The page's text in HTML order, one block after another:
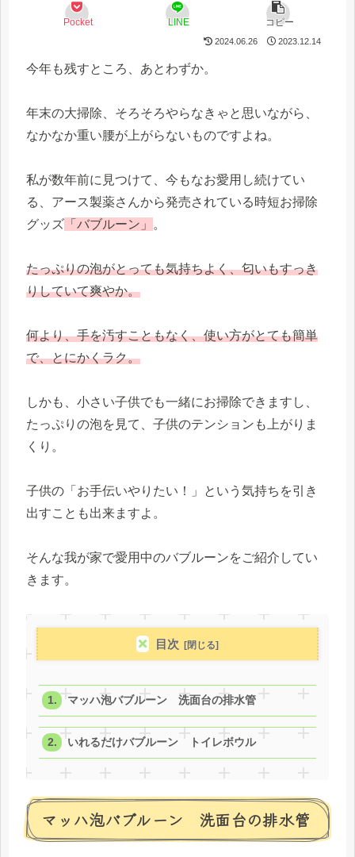
Pocket LINE コピー
2024.06.26 2023.12.14
今年も残すところ、あとわずか。
年末の大掃除、そろそろやらなきゃと思いながら、
なかなか重い腰が上がらないものですよね。
私が数年前に見つけて、今もなお愛用し続けてい
る、アース製薬さんから発売されている時短お掃除
グッズ 「バブルーン」 。
たっぷりの泡がとっても気持ちよく、匂いもすっき
りしていて爽やか。
何より、手を汚すこともなく、使い方がとても簡単
で、とにかくラク。
しかも、小さい子供でも一緒にお掃除できますし、
たっぷりの泡を見て、子供のテンションも上がりま
くり。
子供の「お手伝いやりたい！」という気持ちを引き
出すことも出来ますよ。
そんな我が家で愛用中のバブルーンをご紹介してい
きます。
目次
マッハ泡バブルーン 洗面台の排水管
いれるだけバブルーン トイレボウル
マッハ泡バブルーン 洗面台の排水管